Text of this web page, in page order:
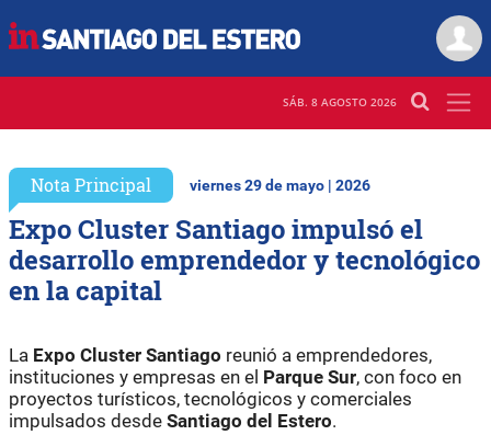
SÁB. 8 AGOSTO 2026
Nota Principal viernes 29 de mayo | 2026
Expo Cluster Santiago impulsó el
desarrollo emprendedor y tecnológico
en la capital
La Expo Cluster Santiago reunió a emprendedores,
instituciones y empresas en el Parque Sur, con foco en
proyectos turísticos, tecnológicos y comerciales
impulsados desde Santiago del Estero.